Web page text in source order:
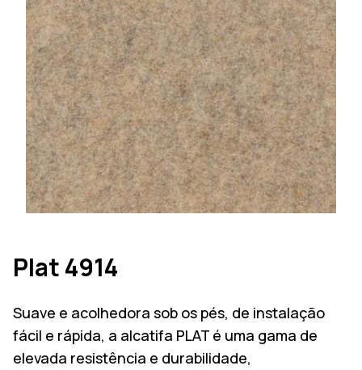
Plat 4914
Suave e acolhedora sob os pés, de instalação
fácil e rápida, a alcatifa PLAT é uma gama de
elevada resistência e durabilidade,